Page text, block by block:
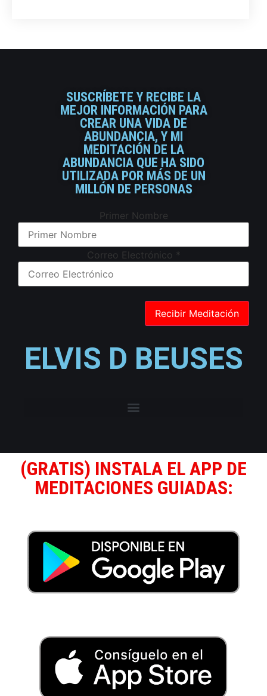
SUSCRÍBETE Y RECIBE LA
MEJOR INFORMACIÓN PARA
CREAR UNA VIDA DE
ABUNDANCIA, Y MI
MEDITACIÓN DE LA
ABUNDANCIA QUE HA SIDO
UTILIZADA POR MÁS DE UN
MILLÓN DE PERSONAS
Primer Nombre
Correo Electrónico *
ELVIS D BEUSES
(GRATIS) INSTALA EL APP DE
MEDITACIONES GUIADAS: